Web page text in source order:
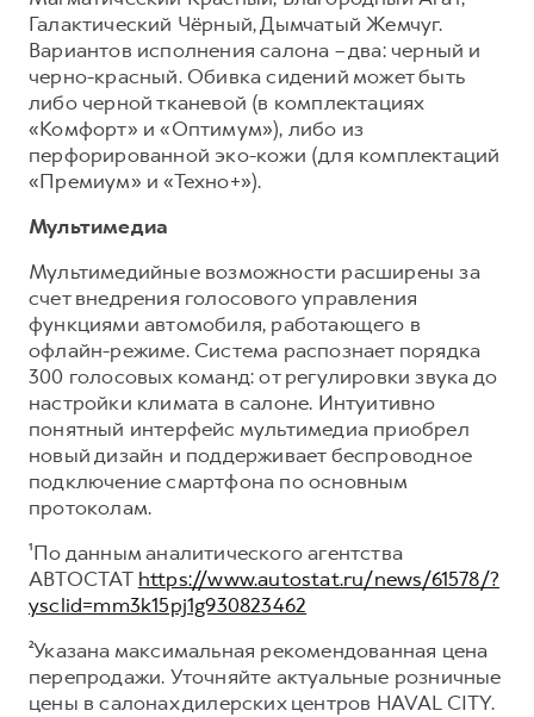
Галактический Чёрный, Дымчатый Жемчуг.
Вариантов исполнения салона – два: черный и
черно-красный. Обивка сидений может быть
либо черной тканевой (в комплектациях
«Комфорт» и «Оптимум»), либо из
перфорированной эко-кожи (для комплектаций
«Премиум» и «Техно+»).
Мультимедиа
Мультимедийные возможности расширены за
счет внедрения голосового управления
функциями автомобиля, работающего в
офлайн-режиме. Система распознает порядка
300 голосовых команд: от регулировки звука до
настройки климата в салоне. Интуитивно
понятный интерфейс мультимедиа приобрел
новый дизайн и поддерживает беспроводное
подключение смартфона по основным
протоколам.
¹По данным аналитического агентства
АВТОСТАТ https://www.autostat.ru/news/61578/?
ysclid=mm3k15pj1g930823462
²Указана максимальная рекомендованная цена
перепродажи. Уточняйте актуальные розничные
цены в салонах дилерских центров HAVAL CITY.